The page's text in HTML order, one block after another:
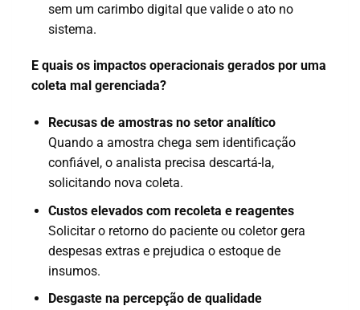
sem um carimbo digital que valide o ato no
sistema.
E quais os impactos operacionais gerados por uma
coleta mal gerenciada?
Recusas de amostras no setor analítico
Quando a amostra chega sem identificação
confiável, o analista precisa descartá-la,
solicitando nova coleta.
Custos elevados com recoleta e reagentes
Solicitar o retorno do paciente ou coletor gera
despesas extras e prejudica o estoque de
insumos.
Desgaste na percepção de qualidade